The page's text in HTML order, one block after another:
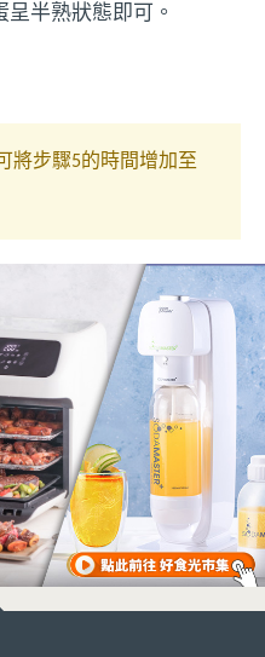
半熟狀態即可。
將步驟5的時間增加至